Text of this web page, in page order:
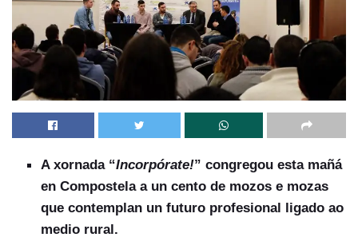
A xornada “Incorpórate!” congregou esta mañá
en Compostela a un cento de mozos e mozas
que contemplan un futuro profesional ligado ao
medio rural.